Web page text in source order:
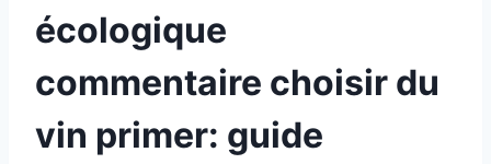
écologique
commentaire choisir du
vin primer: guide